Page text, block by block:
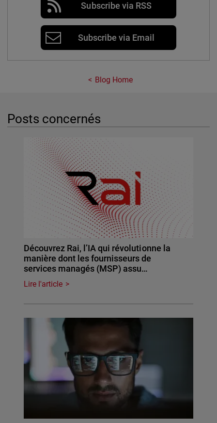
Subscribe via RSS
Subscribe via Email
Blog Home
Posts concernés
Découvrez Rai, l’IA qui révolutionne la
manière dont les fournisseurs de
services managés (MSP) assu…
Lire l'article